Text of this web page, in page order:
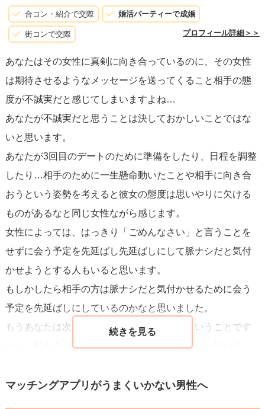
そんなことを送ってこられて驚きました。」と返信をいた
だいたことがあります。
うメッセージは取り扱い注意なのです。
お相手の肩を持つつもりは無く、アプリで恋活をしている
と今後もそういったことがあるかもしれない、ということ
です。
◇新しい出会いについて
お相手と完全に切れたわけではないと思いますが、新しい
出会いを探すのは大賛成です！
今後も、恋人ができるまては同時進行て複数人とやり取り
やデートをされることをおすすめします。
恋人候補が複数人いると、今回のようなことがあっても意
外とダメージが少なくなりますし、次を探すタイムロスも
無くなります。
相談者様は一途で誠実な人だという印象を受けたので心配
ないと思いますが、お付き合いが決まったら、他の人とは
相談者様にふさわしい恋人が現れることを祈っています。
て来られたのだと思います。
お相手の方からしてみれば、はっきりと気持ちを伝えるこ
とが、相手を傷つけてしまうという認識があるのでしょ
う。
または、自分が嫌われたくないという気持ちが強い方だ
と、自然消滅のような形で恋愛を終わらせたがる人が多い
ですね。
これはお相手の生まれ持った価値観なので、相手に本心を
ぶつけたとしても、解決には繋がりません。
相談者様がおっしゃる通り、気持ちを切り替えて、次の出
会いに向かうことが最善です！
素敵な方との出会いを、私も応援しております！
合コン・紹介で交際 婚活パーティーで成婚
街コンで交際 プロフィール詳細＞＞
あなたはその女性に真剣に向き合っているのに、その女性
は期待させるようなメッセージを送ってくること相手の態
度が不誠実だと感じてしまいますよね…
あなたが不誠実だと思うことは決しておかしいことではな
いと思います。
あなたが3回目のデートのために準備をしたり、日程を調整
したり…相手のために一生懸命動いたことや相手に向き合
おうという姿勢を考えると彼女の態度は思いやりに欠ける
ものがあるなと同じ女性ながら感じます。
女性によっては、はっきり「ごめんなさい」と言うことを
せずに会う予定を先延ばし先延ばしにして脈ナシだと気付
かせようとする人もいると思います。
もしかしたら相手の方は脈ナシだと気付かせるために会う
予定を先延ばしにしているのかなと思いました。
もうあなたは次の出会いに目が向いているということです
から、私もあなたの次の出会いに期待したいなと思いま
あなたのことを大切にしてくれる方はきっとあなたのこと
マッチングアプリがうまくいかない男性へ